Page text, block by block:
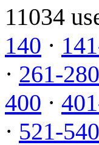
11034
140 ·
· 261-280
400 ·
· 521-540